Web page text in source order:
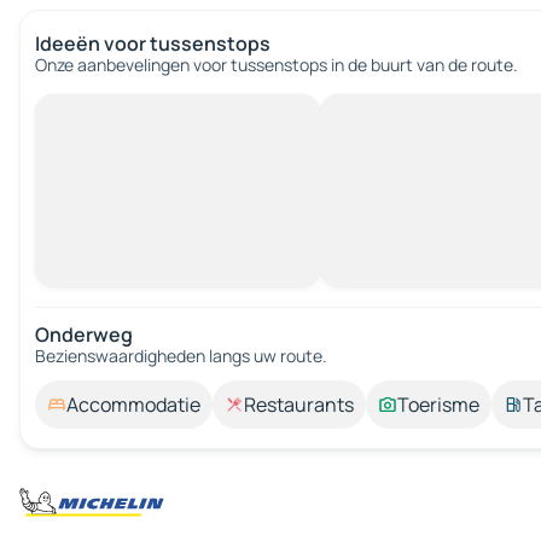
Ideeën voor tussenstops
Onze aanbevelingen voor tussenstops in de buurt van de route.
Onderweg
Bezienswaardigheden langs uw route.
Accommodatie Restaurants Toerisme